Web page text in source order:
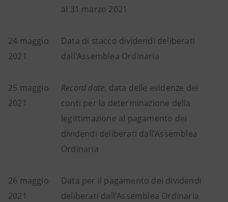
al 31 marzo 2021
24 maggio
2021
Data di stacco dividendi deliberati
dall’Assemblea Ordinaria
25 maggio
2021
Record date, data delle evidenze dei
conti per la determinazione della
legittimazione al pagamento dei
dividendi deliberati dall’Assemblea
Ordinaria
26 maggio
2021
Data per il pagamento dei dividendi
deliberati dall’Assemblea Ordinaria